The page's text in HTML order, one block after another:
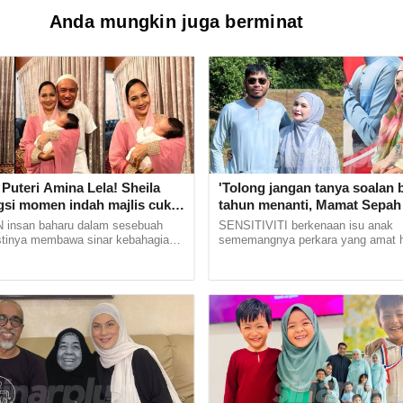
Anda mungkin juga berminat
Amina Lela! Sheila
momen indah majlis cukur
sulung -'Syukur
insan baharu dalam sesebuah
membawa sinar kebahagiaan
'Tolong jangan tanya soalan
tahun menanti, Mamat
lihat isteri ditanya tentang
mohon doa dikurniakan anak
SENSITIVITI berkenaan isu anak
sememangnya perkara yang amat